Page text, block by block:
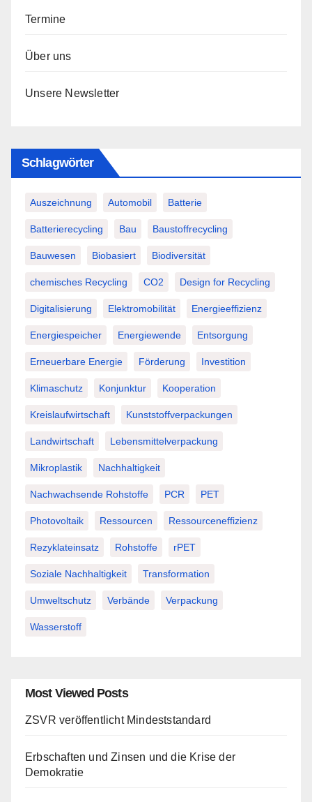
Termine
Über uns
Unsere Newsletter
Schlagwörter
Auszeichnung Automobil Batterie
Batterierecycling Bau Baustoffrecycling
Bauwesen Biobasiert Biodiversität
chemisches Recycling CO2 Design for Recycling
Digitalisierung Elektromobilität Energieeffizienz
Energiespeicher Energiewende Entsorgung
Erneuerbare Energie Förderung Investition
Klimaschutz Konjunktur Kooperation
Kreislaufwirtschaft Kunststoffverpackungen
Landwirtschaft Lebensmittelverpackung
Mikroplastik Nachhaltigkeit
Nachwachsende Rohstoffe PCR PET
Photovoltaik Ressourcen Ressourceneffizienz
Rezyklateinsatz Rohstoffe rPET
Soziale Nachhaltigkeit Transformation
Umweltschutz Verbände Verpackung
Wasserstoff
Most Viewed Posts
ZSVR veröffentlicht Mindeststandard
Erbschaften und Zinsen und die Krise der
Demokratie